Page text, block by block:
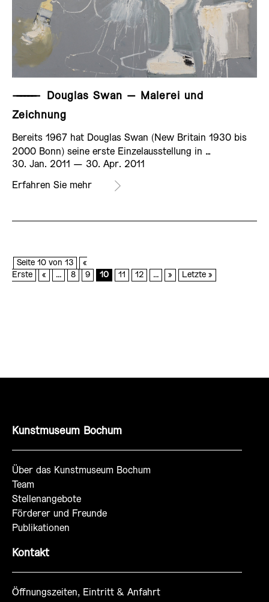
AUSSTELLUNG
——————
Douglas Swan – Malerei und
Zeichnung
Bereits 1967 hat Douglas Swan (New Britain 1930 bis
2000 Bonn) seine erste Einzelausstellung in …
30. Jan. 2011 ­— 30. Apr. 2011
Erfahren Sie mehr
Seite 10 von 13
«
Erste
« ... 8 9 10 11 12 ... » Letzte »
Kunstmuseum Bochum
Über das Kunstmuseum Bochum
Team
Stellenangebote
Förderer und Freunde
Publikationen
Kontakt
Öffnungszeiten, Eintritt & Anfahrt